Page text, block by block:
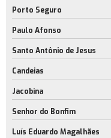
Porto Seguro
Paulo Afonso
Santo Antônio de Jesus
Candeias
Jacobina
Senhor do Bonfim
Luís Eduardo Magalhães